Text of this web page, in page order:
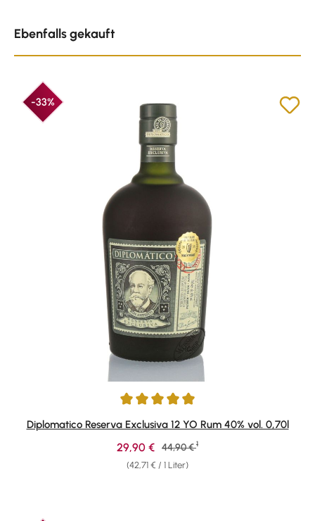
Ebenfalls gekauft
-33%
Durchschnittliche Bewertung von 4.9 von 5 Sternen
Diplomatico Reserva Exclusiva 12 YO Rum 40% vol. 0,70l
(42,71 € / 1 Liter)
Verkaufspreis:
29,90 € Regulärer Preis:
44,90 € 1